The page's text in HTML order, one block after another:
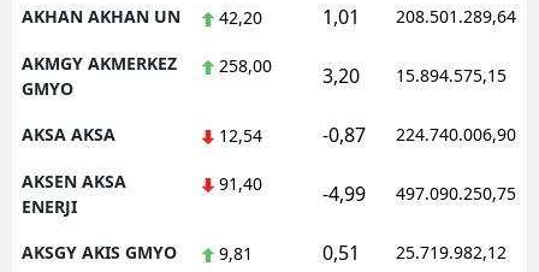
AKHAN AKHAN UN 42,20 1,01 208.501.289,64
AKMGY AKMERKEZ
GMYO
258,00 3,20 15.894.575,15
AKSA AKSA 12,54 -0,87 224.740.006,90
AKSEN AKSA
ENERJI
91,40 -4,99 497.090.250,75
AKSGY AKIS GMYO 9,81 0,51 25.719.982,12